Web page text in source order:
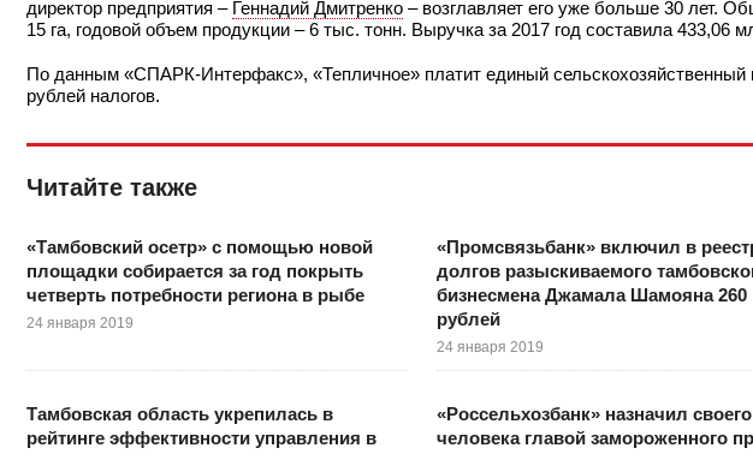
директор предприятия – Геннадий Дмитренко – возглавляет его уже больше 30 лет.
15 га, годовой объем продукции – 6 тыс. тонн. Выручка за 2017 год составила 433,06
По данным «СПАРК-Интерфакс», «Тепличное» платит единый сельскохозяйственный
рублей налогов.
Читайте также
«Тамбовский осетр» с помощью новой
площадки собирается за год покрыть
четверть потребности региона в рыбе
24 января 2019
«Промсвязьбанк» включил в
долгов разыскиваемого
бизнесмена Джамала Шамояна 260
рублей
24 января 2019
Тамбовская область укрепилась в
рейтинге эффективности управления в
«Россельхозбанк» назначил своего
человека главой замороженного